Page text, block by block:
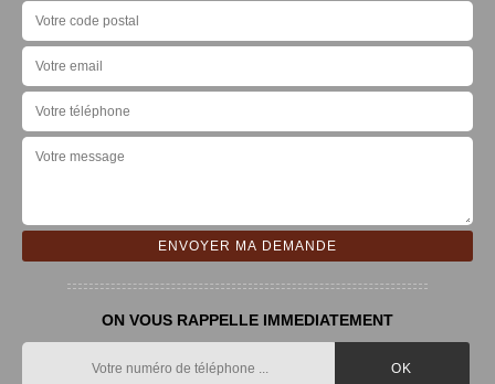
ON VOUS RAPPELLE IMMEDIATEMENT